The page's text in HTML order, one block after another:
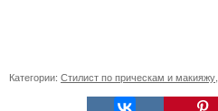
Категории: Стилист по прическам и макияжу,